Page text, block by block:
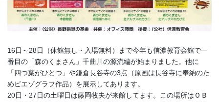
16日～28日（休館無し・入場無料）まで今年も信濃教育会館で一
番目の「森のくまさん」千曲川の源流編が始まりました。他に
「四つ葉がひとつ」や鎌倉長谷寺の3点（原画は長谷寺に奉納のた
めピエゾグラフ作品）を展示してあります。
20日・27日の土曜日は藤岡牧夫が来館してます。この場所はＯＢ